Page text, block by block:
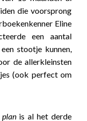
die voorsprong
Eline
een aantal
stootje kunnen,
de allerkleinsten
(ook perfect om
planis al het derde